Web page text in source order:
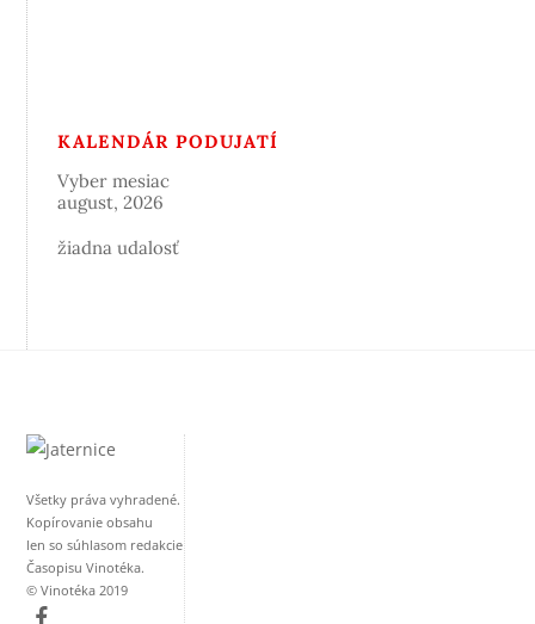
KALENDÁR PODUJATÍ
Vyber mesiac
august, 2026
žiadna udalosť
Všetky práva vyhradené.
Kopírovanie obsahu
len so súhlasom redakcie
Časopisu Vinotéka.
© Vinotéka 2019